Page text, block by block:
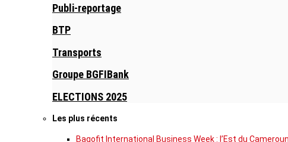
Publi-reportage
BTP
Transports
Groupe BGFIBank
ELECTIONS 2025
Les plus récents
Bagofit International Business Week : l’Est du